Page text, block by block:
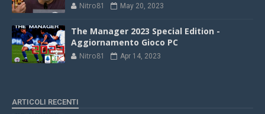
Nitro81 May 20, 2023
The Manager 2023 Special Edition -
Aggiornamento Gioco PC
Nitro81 Apr 14, 2023
ARTICOLI RECENTI